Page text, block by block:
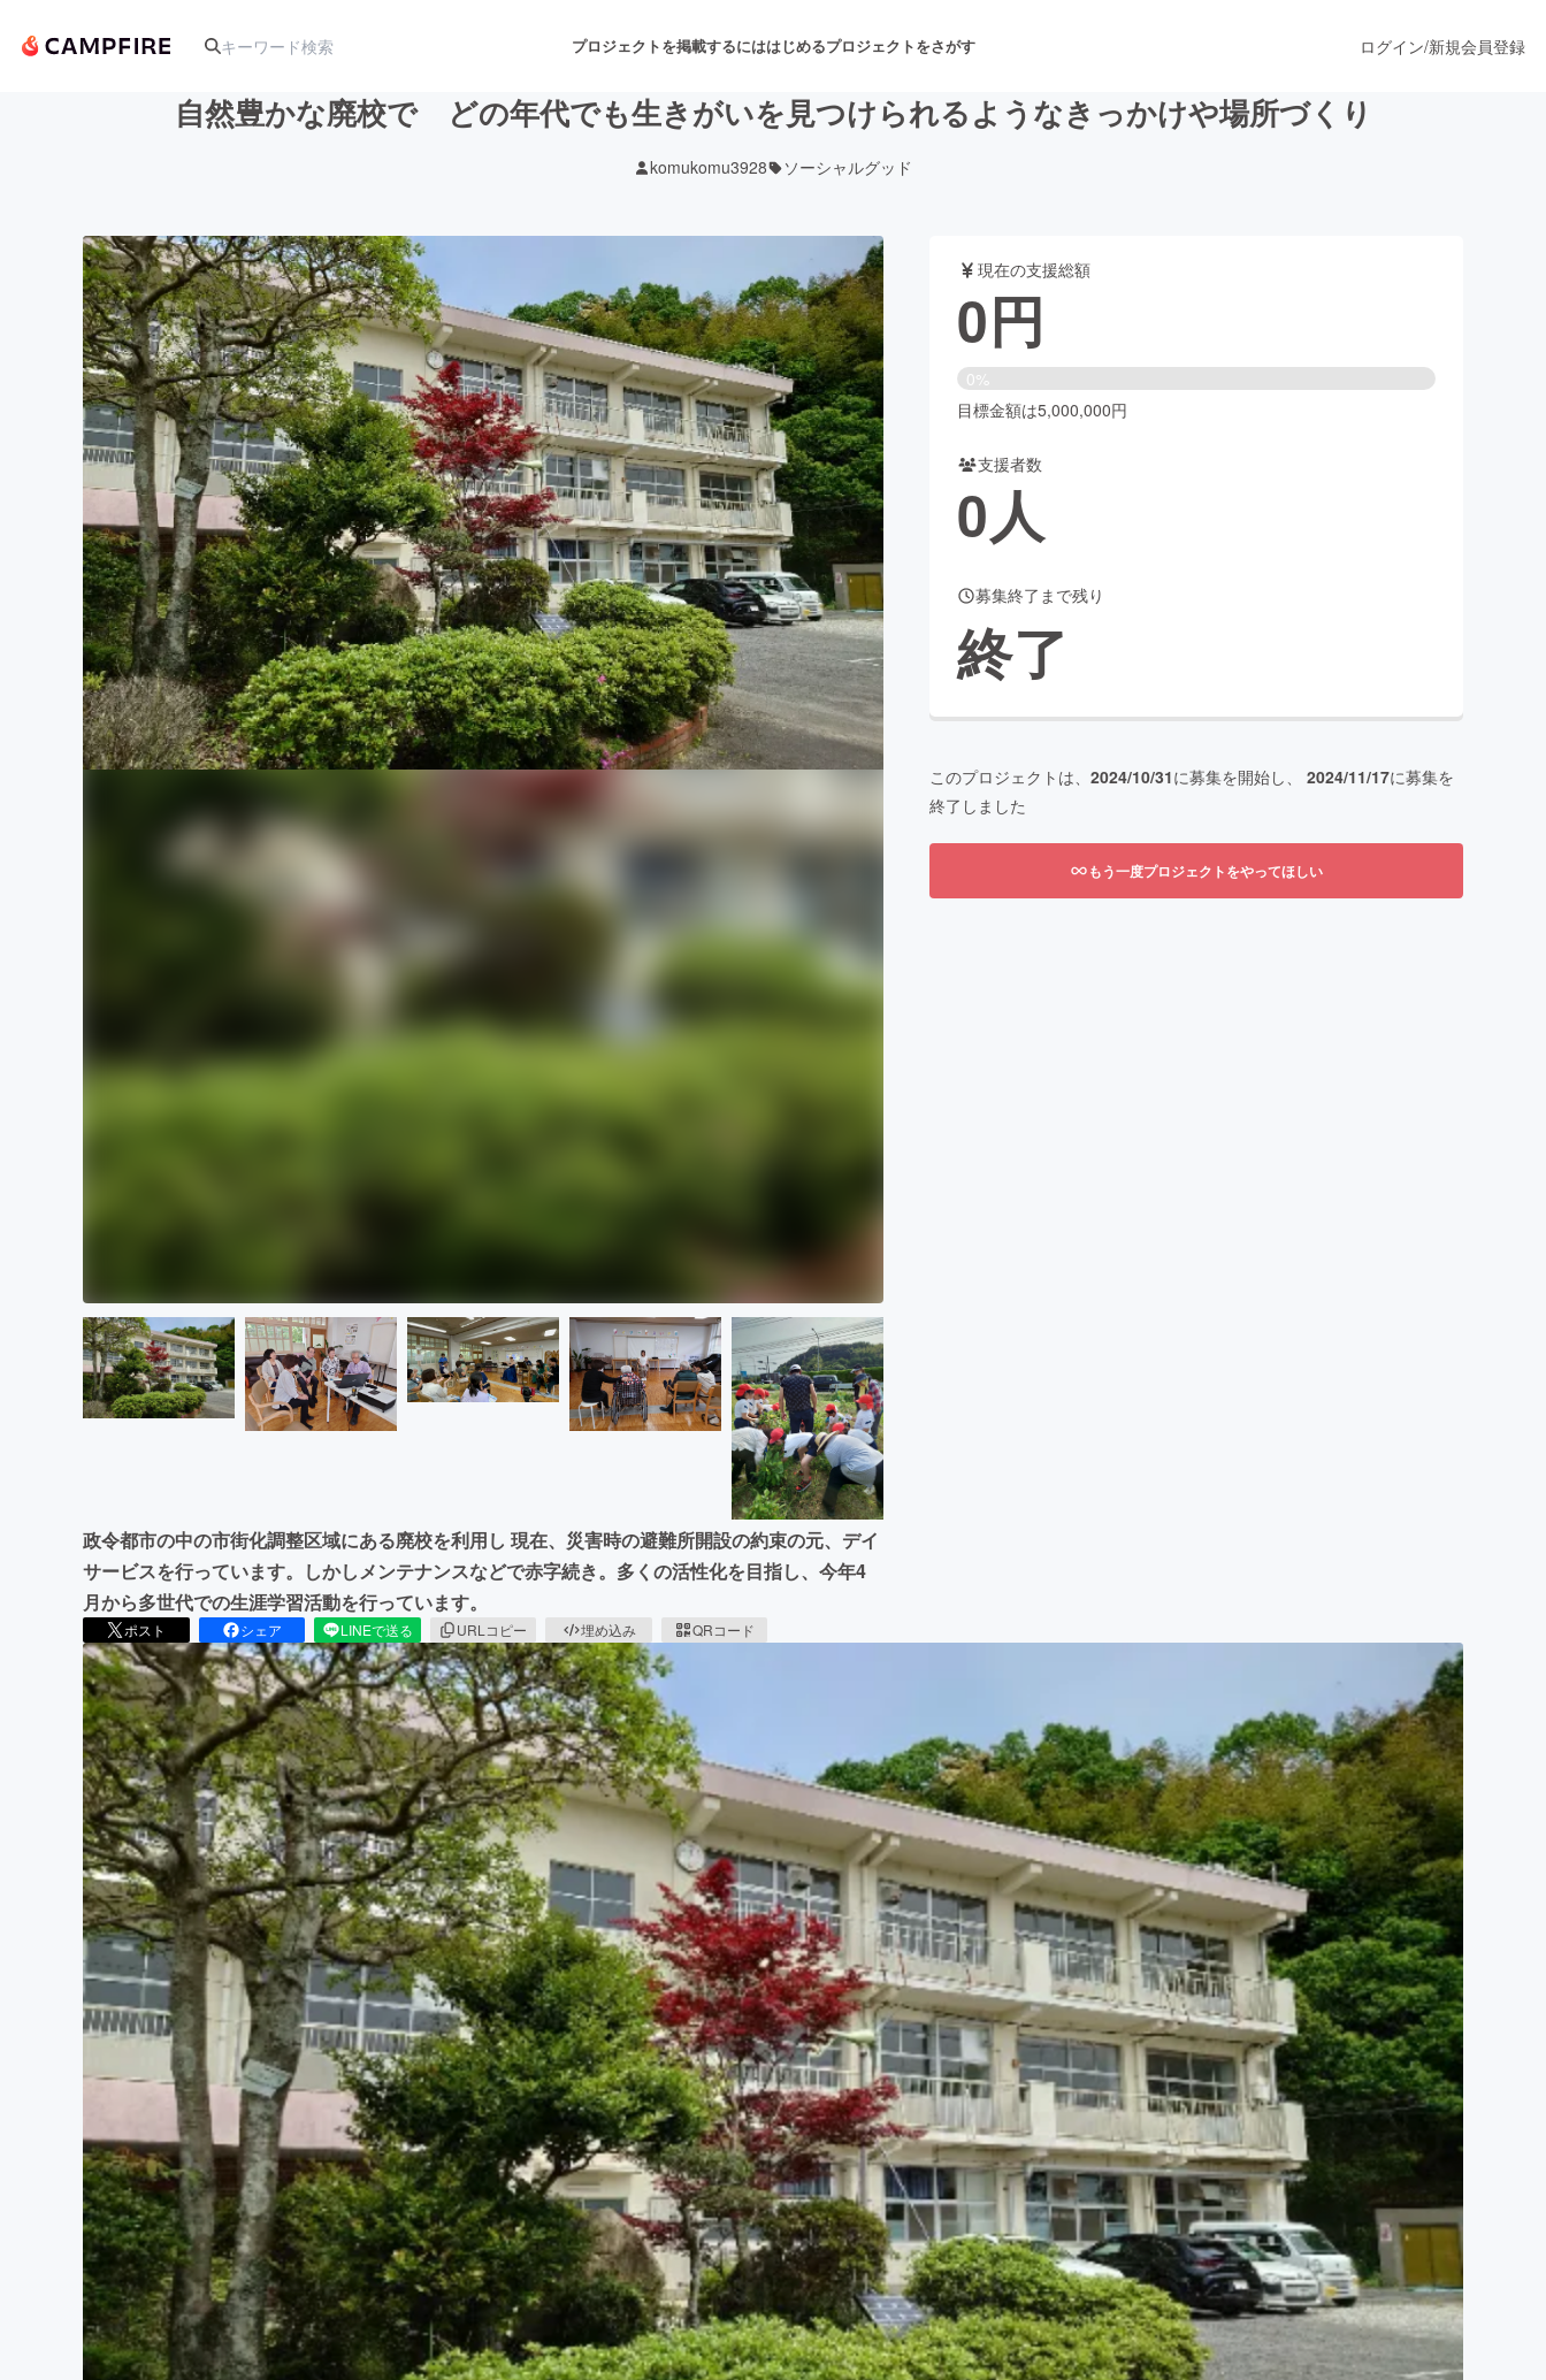
プロジェクトを掲載するにははじめるプロジェクトをさがす
アート・写真 舞台・パフォーマンス
テクノロジー・ガジェット ゲーム・サービス開発 フード・飲食店
映像・映画 書籍・雑誌出版 アニメ・漫画
ビジネス・起業 チャレンジ ビューティー・ヘルスケア
まちづくり・地域活性化
CAMPFIRE for Social GoodCAMPFIRE Creation
CAMPFIREふるさと納税 machi-yaコミュニティ
ログイン/新規会員登録
自然豊かな廃校で どの年代でも生きがいを見つけられるようなきっかけや場所づくり
komukomu3928 ソーシャルグッド
政令都市の中の市街化調整区域にある廃校を利用し 現在、災害時の避難所開設の約束の元、デイ
サービスを行っています。しかしメンテナンスなどで赤字続き。多くの活性化を目指し、今年4
月から多世代での生涯学習活動を行っています。
ポスト シェア LINEで送る URLコピー 埋め込み QRコード
現在の支援総額
0円
0%
目標金額は5,000,000円
支援者数
0人
募集終了まで残り
終了
このプロジェクトは、 2024/10/31に募集を開始し、 2024/11/17に募集を
終了しました
もう一度プロジェクトをやってほしい